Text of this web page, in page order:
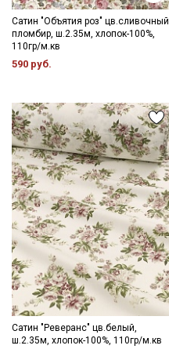
Сатин "Объятия роз" цв.сливочный
пломбир, ш.2.35м, хлопок-100%,
110гр/м.кв
590 руб.
Сатин "Реверанс" цв.белый,
ш.2.35м, хлопок-100%, 110гр/м.кв